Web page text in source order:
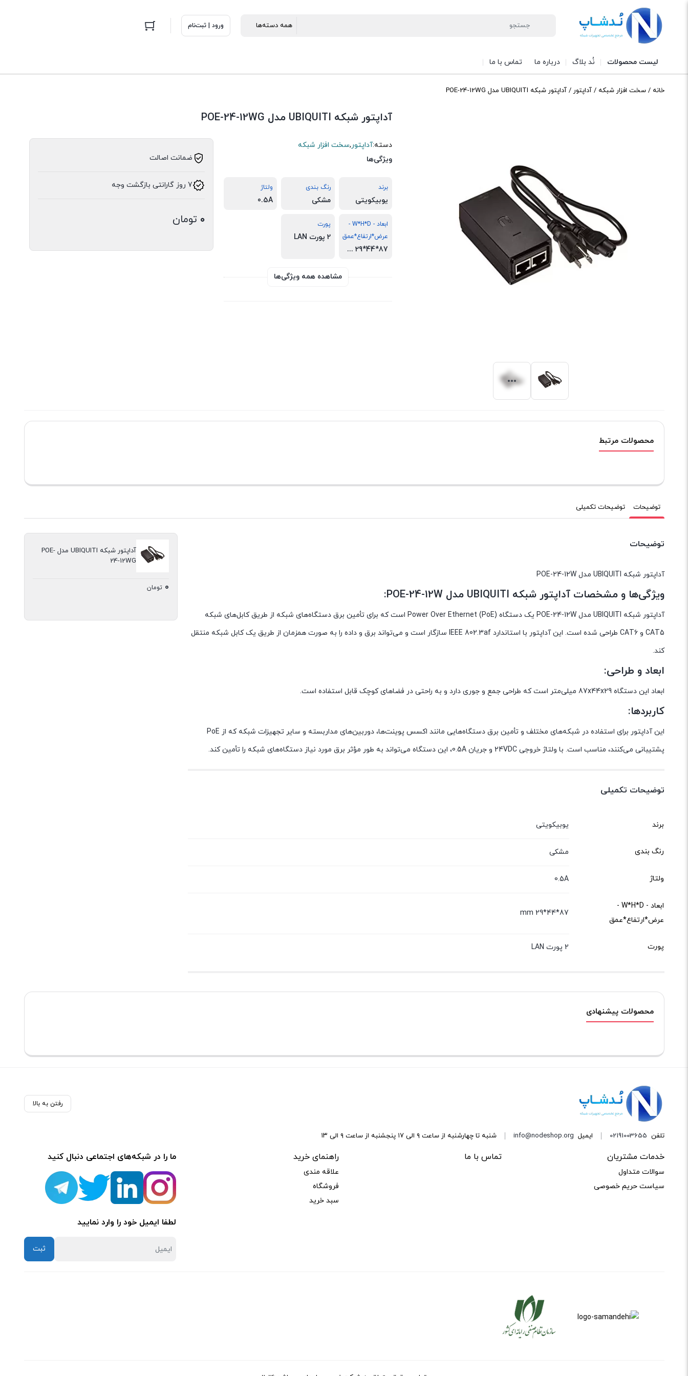
ورود | ثبت‌نام
لیست محصولات نُد بلاگ درباره ما تماس با ما
خانه /سخت افزار شبکه /آداپتور / آداپتور شبکه UBIQUITI مدل POE-24-12WG
آداپتور شبکه UBIQUITI مدل POE-24-12WG
دسته:آداپتور,سخت افزار شبکه
ویژگی‌ها
برند
یوبیکویتی
رنگ بندی
مشکی
ولتاژ
0.5A
ابعاد - W*H*D -
عرض*ارتفاع*عمق
87*44*29 mm
پورت
2 پورت LAN
مشاهده همه ویژگی‌ها
ضمانت اصالت
7 روز گارانتی بازگشت وجه
۰ تومان
محصولات مرتبط
توضیحات توضیحات تکمیلی
توضیحات
آداپتور شبکه UBIQUITI مدل POE-24-12W
ویژگی‌ها و مشخصات آداپتور شبکه UBIQUITI مدل POE-24-12W:
آداپتور شبکه UBIQUITI مدل POE-24-12W یک دستگاه Power Over Ethernet (PoE) است که برای تأمین برق دستگاه‌های شبکه از طریق کابل‌های شبکه
CAT5 و CAT6 طراحی شده است. این آداپتور با استاندارد IEEE 802.3af سازگار است و می‌تواند برق و داده را به صورت همزمان از طریق یک کابل شبکه منتقل
کند.
ابعاد و طراحی:
ابعاد این دستگاه 87x44x29 میلی‌متر است که طراحی جمع و جوری دارد و به راحتی در فضاهای کوچک قابل استفاده است.
کاربردها:
این آداپتور برای استفاده در شبکه‌های مختلف و تأمین برق دستگاه‌هایی مانند اکسس پوینت‌ها، دوربین‌های مداربسته و سایر تجهیزات شبکه که از PoE
پشتیبانی می‌کنند، مناسب است. با ولتاژ خروجی 24VDC و جریان 0.5A، این دستگاه می‌تواند به طور مؤثر برق مورد نیاز دستگاه‌های شبکه را تأمین کند.
توضیحات تکمیلی
برند یوبیکویتی
رنگ بندی مشکی
ولتاژ 0.5A
ابعاد - W*H*D -
عرض*ارتفاع*عمق
87*44*29 mm
پورت 2 پورت LAN
آداپتور شبکه UBIQUITI مدل POE-
24-12WG
۰ تومان
محصولات پیشنهادی
رفتن به بالا
تلفن 02191003655 ایمیل info@nodeshop.org شنبه تا چهارشنبه از ساعت ۹ الی ۱۷ پنجشنبه از ساعت ۹ الی ۱۳
خدمات مشتریان
سوالات متداول
سیاست حریم خصوصی
تماس با ما راهنمای خرید
علاقه مندی
فروشگاه
سبد خرید
ما را در شبکه‌های اجتماعی دنبال کنید
لطفا ایمیل خود را وارد نمایید